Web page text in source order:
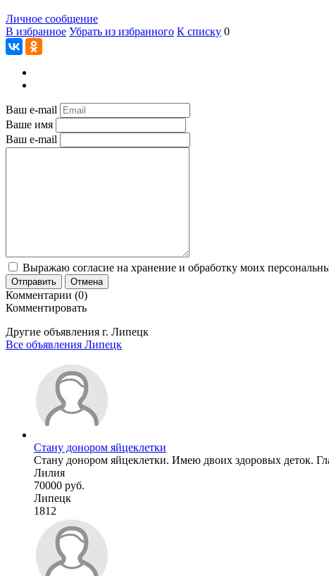
Личное сообщение
В избранное Убрать из избранного К списку 0
Ваш e-mail
Ваше имя
Ваш e-mail
Выражаю согласие на хранение и обработку моих
Отправить Отмена
Комментарии (0)
Комментировать
Другие объявления г. Липецк
Все объявления Липецк
Стану донором яйцеклетки
Стану донором яйцеклетки. Имею двоих здоровых деток.
Лилия
70000 руб.
Липецк
1812